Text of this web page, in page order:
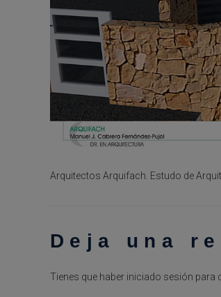
Arquitectos Arquifach. Estudo de
Deja una
Tienes que haber iniciado sesión para